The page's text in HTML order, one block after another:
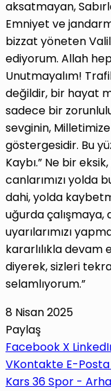
aksatmayan,
Emniyet ve
bizzat yöneten
ediyorum. Allah
Unutmayalım!
değildir, bir hayat
sadece bir
sevginin,
göstergesidir. Bu
Kaybı.” Ne bir
canlarımızı yolda
dahi, yolda
uğurda
uyarılarımızı
kararlılıkla devam
diyerek, sizleri
selamlıyorum.”
8 Nisan 2025
Paylaş
Facebook X
VKontakte E-
Kars 36 Spor -